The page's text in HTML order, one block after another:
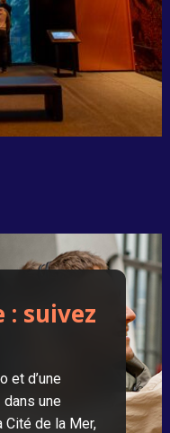
: suivez
et d’une
une
de la Mer,